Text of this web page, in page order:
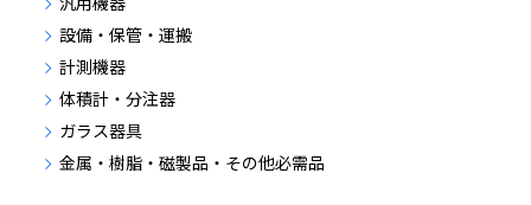
設備・保管・運搬
計測機器
体積計・分注器
ガラス器具
金属・樹脂・磁製品・その他必需品